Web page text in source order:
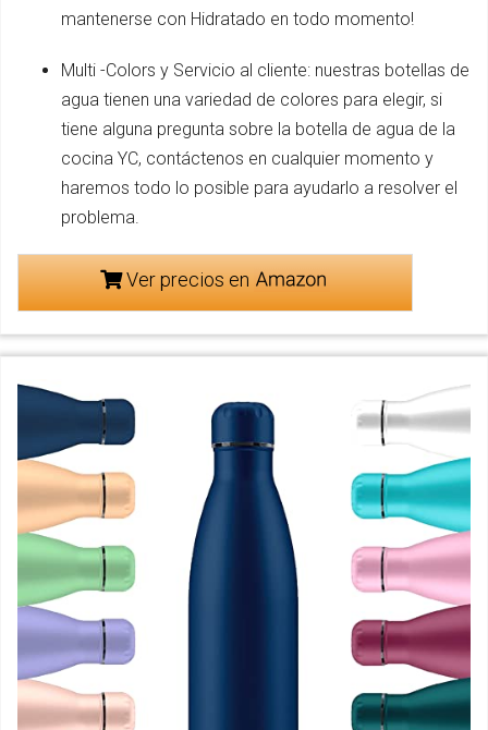
mantenerse con Hidratado en todo momento!
Multi -Colors y Servicio al cliente: nuestras botellas de
agua tienen una variedad de colores para elegir, si
tiene alguna pregunta sobre la botella de agua de la
cocina YC, contáctenos en cualquier momento y
haremos todo lo posible para ayudarlo a resolver el
problema.
Ver precios en